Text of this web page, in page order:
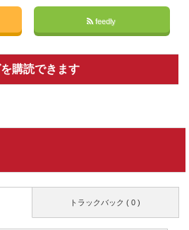
feedly
購読できます
トラックバック ( 0 )